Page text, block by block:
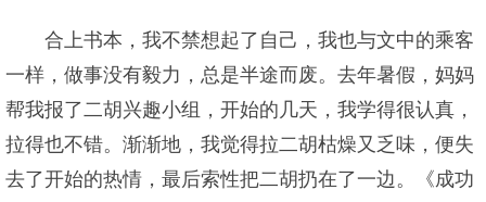
合上书本，我不禁想起了自己，我也与文中的乘客
一样，做事没有毅力，总是半途而废。去年暑假，妈妈
帮我报了二胡兴趣小组，开始的几天，我学得很认真，
拉得也不错。渐渐地，我觉得拉二胡枯燥又乏味，便失
去了开始的热情，最后索性把二胡扔在了一边。《成功